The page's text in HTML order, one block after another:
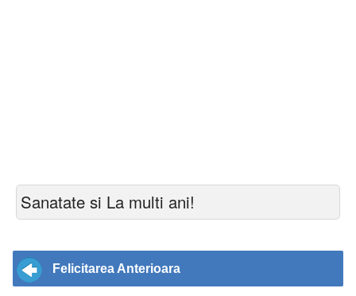
Sanatate si La multi ani!
Felicitarea Anterioara